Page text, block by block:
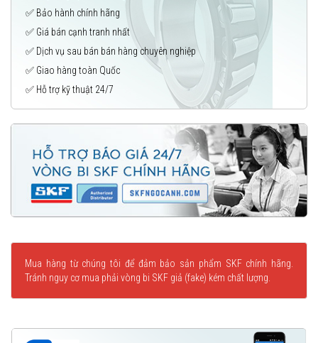
✅ Bảo hành chính hãng
✅ Giá bán cạnh tranh nhất
✅ Dịch vụ sau bán bán hàng chuyên nghiệp
✅ Giao hàng toàn Quốc
✅ Hỗ trợ kỹ thuật 24/7
Mua hàng từ chúng tôi để đảm bảo sản phẩm SKF chính hãng.
Tránh nguy cơ mua phải vòng bi SKF giả (fake) kém chất lượng.